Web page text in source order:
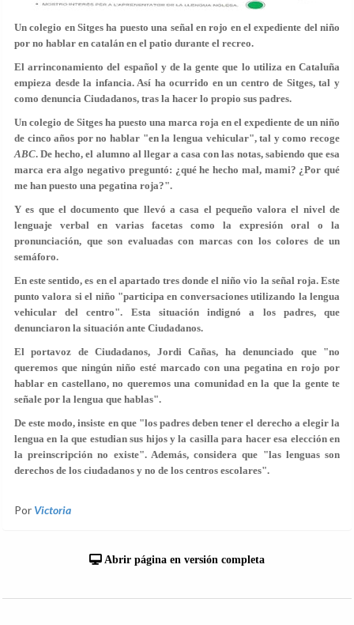
Un colegio en Sitges ha puesto una señal en rojo en el expediente del niño
por no hablar en catalán en el patio durante el recreo.
El arrinconamiento del español y de la gente que lo utiliza en Cataluña
empieza desde la infancia. Así ha ocurrido en un centro de Sitges, tal y
como denuncia Ciudadanos, tras la hacer lo propio sus padres.
Un colegio de Sitges ha puesto una marca roja en el expediente de un niño
de cinco años por no hablar "en la lengua vehicular", tal y como recoge
ABC. De hecho, el alumno al llegar a casa con las notas, sabiendo que esa
marca era algo negativo preguntó: ¿qué he hecho mal, mami? ¿Por qué
me han puesto una pegatina roja?".
Y es que el documento que llevó a casa el pequeño valora el nivel de
lenguaje verbal en varias facetas como la expresión oral o la
pronunciación, que son evaluadas con marcas con los colores de un
semáforo.
En este sentido, es en el apartado tres donde el niño vio la señal roja. Este
punto valora si el niño "participa en conversaciones utilizando la lengua
vehicular del centro". Esta situación indignó a los padres, que
denunciaron la situación ante Ciudadanos.
El portavoz de Ciudadanos, Jordi Cañas, ha denunciado que "no
queremos que ningún niño esté marcado con una pegatina en rojo por
hablar en castellano, no queremos una comunidad en la que la gente te
señale por la lengua que hablas".
De este modo, insiste en que "los padres deben tener el derecho a elegir la
lengua en la que estudian sus hijos y la casilla para hacer esa elección en
la preinscripción no existe". Además, considera que "las lenguas son
derechos de los ciudadanos y no de los centros escolares".
Por Victoria
Abrir página en versión completa